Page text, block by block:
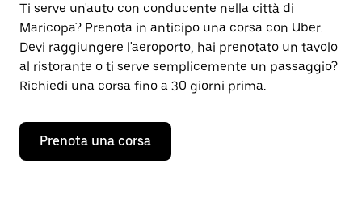
Ti serve un'auto con conducente nella città di
Maricopa? Prenota in anticipo una corsa con Uber.
Devi raggiungere l'aeroporto, hai prenotato un tavolo
al ristorante o ti serve semplicemente un passaggio?
Richiedi una corsa fino a 30 giorni prima.
Prenota una corsa